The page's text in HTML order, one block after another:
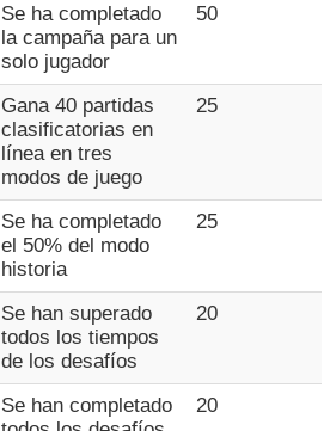
Se ha completado
la campaña para un
solo jugador
50
Gana 40 partidas
clasificatorias en
línea en tres
modos de juego
25
Se ha completado
el 50% del modo
historia
25
Se han superado
todos los tiempos
de los desafíos
20
Se han completado
20